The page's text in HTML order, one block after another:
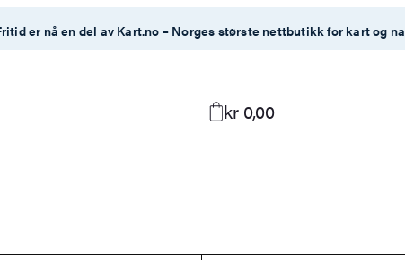
er nå en del av Kart.no – Norges største nettbutikk for kart og
kr 0,00